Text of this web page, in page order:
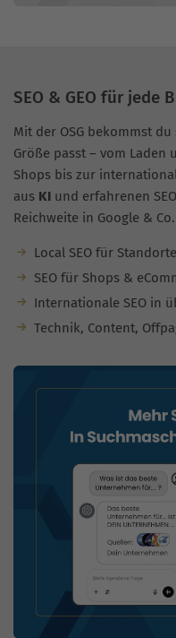
SEO & GEO für jede
Mit der OSG bekommst
Größe passt – vom
Shops bis zur
aus KI und erfahrenen
Reichweite in Google &
Local SEO für Standorte
SEO für Shops &
Internationale SEO in
Technik, Content,